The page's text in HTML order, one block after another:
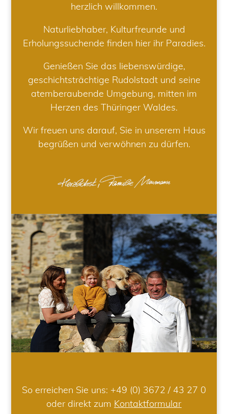
herzlich willkommen.
Naturliebhaber, Kulturfreunde und
Erholungssuchende finden hier ihr Paradies.
Genießen Sie das liebenswürdige,
geschichtsträchtige Rudolstadt und seine
atemberaubende Umgebung, mitten im
Herzen des Thüringer Waldes.
Wir freuen uns darauf, Sie in unserem Haus
begrüßen und verwöhnen zu dürfen.
So erreichen Sie uns: +49 (0) 3672 / 43 27 0
oder direkt zum Kontaktformular